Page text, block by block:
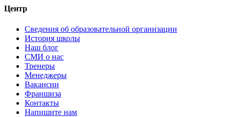
Центр
Сведения об образовательной организации
История школы
Наш блог
СМИ о нас
Тренеры
Менеджеры
Вакансии
Франшиза
Контакты
Напишите нам